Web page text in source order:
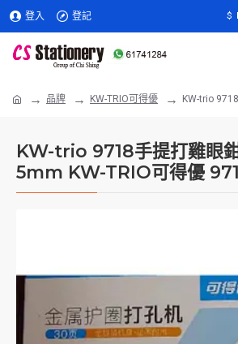
登入 登記 $
品牌 KW-TRIO可得優 KW-trio
KW-trio 9718手提打雞眼
5mm KW-TRIO可得優